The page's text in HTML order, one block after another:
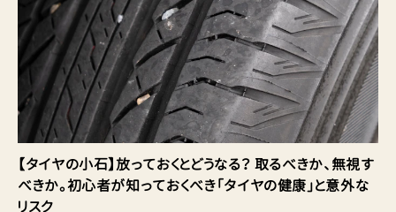
【タイヤの小石】放っておくとどうなる？ 取るべきか、無視す
べきか。初心者が知っておくべき「タイヤの健康」と意外な
リスク